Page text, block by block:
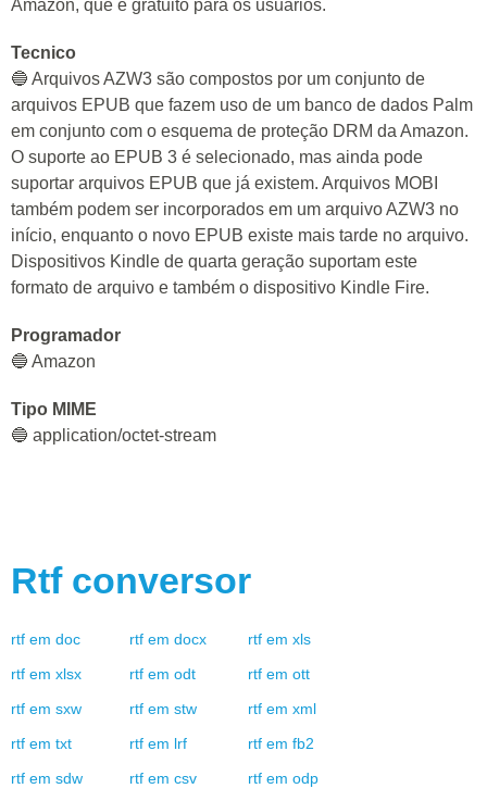
Amazon, que é gratuito para os usuários.
Tecnico
🔵 Arquivos AZW3 são compostos por um conjunto de
arquivos EPUB que fazem uso de um banco de dados Palm
em conjunto com o esquema de proteção DRM da Amazon.
O suporte ao EPUB 3 é selecionado, mas ainda pode
suportar arquivos EPUB que já existem. Arquivos MOBI
também podem ser incorporados em um arquivo AZW3 no
início, enquanto o novo EPUB existe mais tarde no arquivo.
Dispositivos Kindle de quarta geração suportam este
formato de arquivo e também o dispositivo Kindle Fire.
Programador
🔵 Amazon
Tipo MIME
🔵 application/octet-stream
Rtf conversor
rtf em doc rtf em docx rtf em xls
rtf em xlsx rtf em odt rtf em ott
rtf em sxw rtf em stw rtf em xml
rtf em txt rtf em lrf rtf em fb2
rtf em sdw rtf em csv rtf em odp